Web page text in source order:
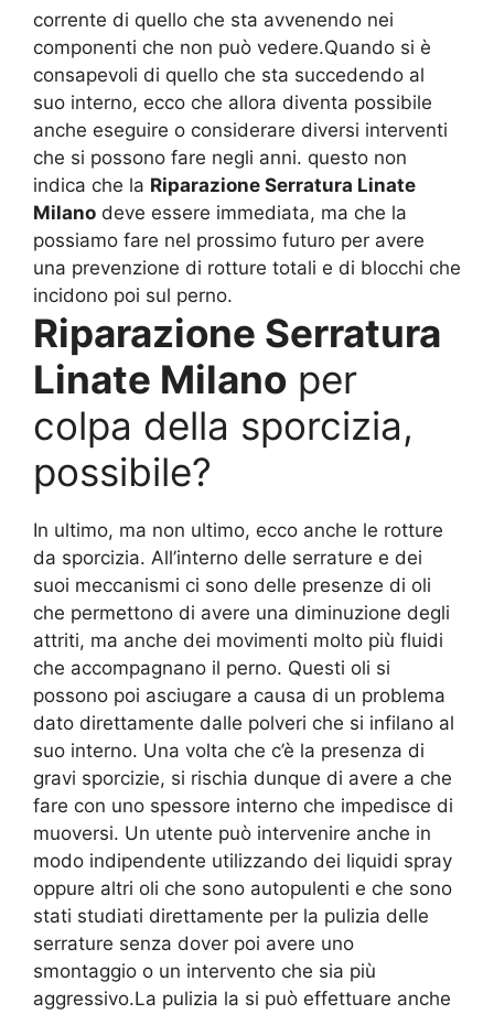
corrente di quello che sta avvenendo nei
componenti che non può vedere.Quando si è
consapevoli di quello che sta succedendo al
suo interno, ecco che allora diventa possibile
anche eseguire o considerare diversi interventi
che si possono fare negli anni. questo non
indica che la Riparazione Serratura Linate
Milano deve essere immediata, ma che la
possiamo fare nel prossimo futuro per avere
una prevenzione di rotture totali e di blocchi che
incidono poi sul perno.
Riparazione Serratura
Linate Milano per
colpa della sporcizia,
possibile?
In ultimo, ma non ultimo, ecco anche le rotture
da sporcizia. All’interno delle serrature e dei
suoi meccanismi ci sono delle presenze di oli
che permettono di avere una diminuzione degli
attriti, ma anche dei movimenti molto più fluidi
che accompagnano il perno. Questi oli si
possono poi asciugare a causa di un problema
dato direttamente dalle polveri che si infilano al
suo interno. Una volta che c’è la presenza di
gravi sporcizie, si rischia dunque di avere a che
fare con uno spessore interno che impedisce di
muoversi. Un utente può intervenire anche in
modo indipendente utilizzando dei liquidi spray
oppure altri oli che sono autopulenti e che sono
stati studiati direttamente per la pulizia delle
serrature senza dover poi avere uno
smontaggio o un intervento che sia più
aggressivo.La pulizia la si può effettuare anche